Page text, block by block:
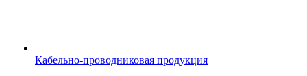
Кабельно-проводниковая продукция